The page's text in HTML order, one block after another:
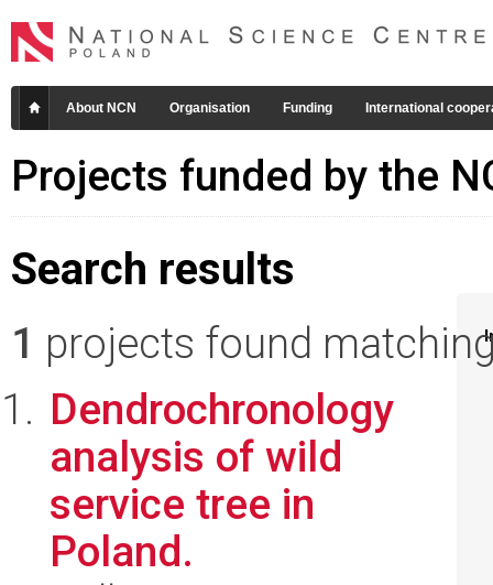
About NCN Organisation Funding International
Projects funded by the
Search results
1 projects found
Dendrochronology
analysis of wild
service tree in
Poland.